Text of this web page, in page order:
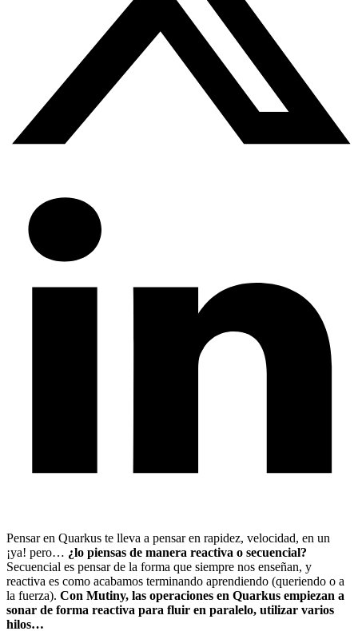
Pensar en Quarkus te lleva a pensar en rapidez, velocidad, en un
¡ya! pero… ¿lo piensas de manera reactiva o secuencial?
Secuencial es pensar de la forma que siempre nos enseñan, y
reactiva es como acabamos terminando aprendiendo (queriendo o a
la fuerza). Con Mutiny, las operaciones en Quarkus empiezan a
sonar de forma reactiva para fluir en paralelo, utilizar varios
hilos…